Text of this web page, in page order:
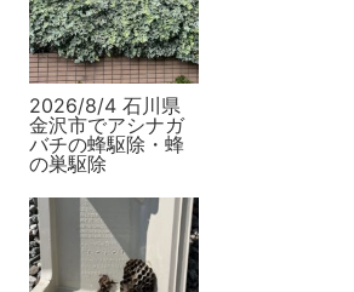
2026/8/4 石川県
金沢市でアシナガ
バチの蜂駆除・蜂
の巣駆除